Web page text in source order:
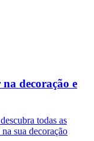
decoração e
todas as
sua decoração